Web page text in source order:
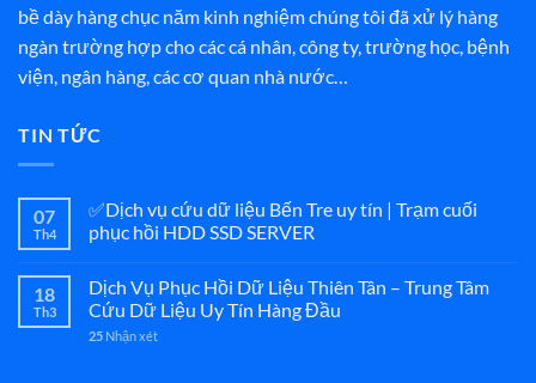
bề dày hàng chục năm kinh nghiệm chúng tôi đã xử lý hàng
ngàn trường hợp cho các cá nhân, công ty, trường học, bệnh
viện, ngân hàng, các cơ quan nhà nước…
TIN TỨC
07
Th4
✅Dịch vụ cứu dữ liệu Bến Tre uy tín | Trạm cuối
phục hồi HDD SSD SERVER
18
Th3
Dịch Vụ Phục Hồi Dữ Liệu Thiên Tân – Trung Tâm
Cứu Dữ Liệu Uy Tín Hàng Đầu
25 Nhận xét